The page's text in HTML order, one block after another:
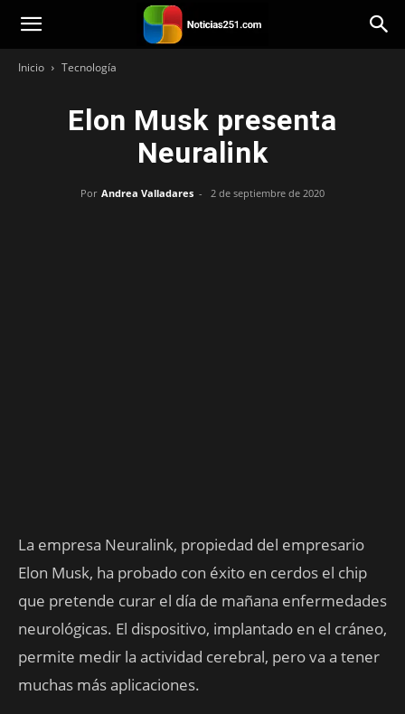
Noticias251
Inicio Tecnología
Elon Musk presenta
Neuralink
Por Andrea Valladares - 2 de septiembre de 2020
La empresa Neuralink, propiedad del empresario
Elon Musk, ha probado con éxito en cerdos el chip
que pretende curar el día de mañana enfermedades
neurológicas. El dispositivo, implantado en el cráneo,
permite medir la actividad cerebral, pero va a tener
muchas más aplicaciones.